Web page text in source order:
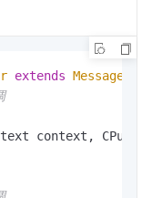
extends
context,